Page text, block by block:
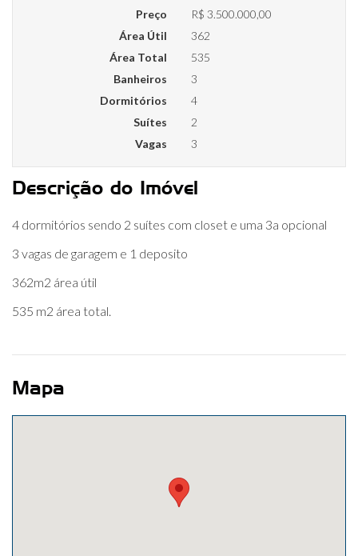
Preço
R$ 3.500.000,00
Área Útil
362
Área Total
535
Banheiros
3
Dormitórios
4
Suítes
2
Vagas
3
Descrição do Imóvel
4 dormitórios sendo 2 suítes com closet e uma 3a opcional
3 vagas de garagem e 1 deposito
362m2 área útil
535 m2 área total.
Mapa